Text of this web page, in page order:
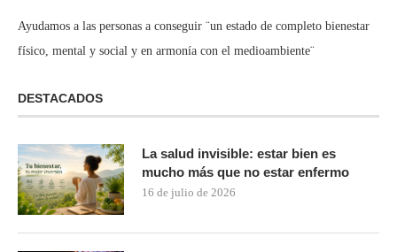
Ayudamos a las personas a conseguir ¨un estado de completo bienestar
físico, mental y social y en armonía con el medioambiente¨
DESTACADOS
La salud invisible: estar bien es
mucho más que no estar enfermo
16 de julio de 2026